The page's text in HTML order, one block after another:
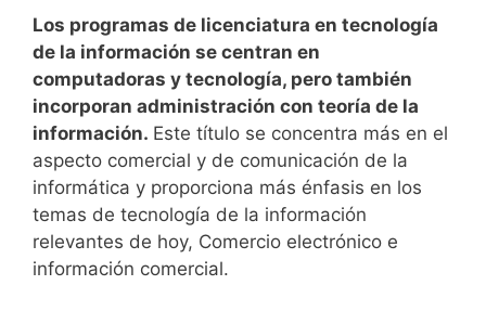
Los programas de licenciatura en tecnología
de la información se centran en
computadoras y tecnología, pero también
incorporan administración con teoría de la
información. Este título se concentra más en el
aspecto comercial y de comunicación de la
informática y proporciona más énfasis en los
temas de tecnología de la información
relevantes de hoy, Comercio electrónico e
información comercial.